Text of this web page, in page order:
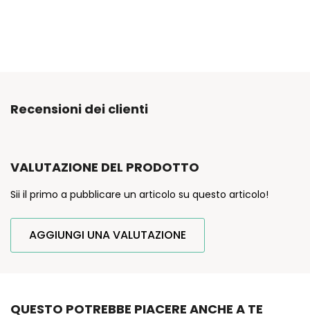
Recensioni dei clienti
VALUTAZIONE DEL PRODOTTO
Sii il primo a pubblicare un articolo su questo articolo!
AGGIUNGI UNA VALUTAZIONE
QUESTO POTREBBE PIACERE ANCHE A TE